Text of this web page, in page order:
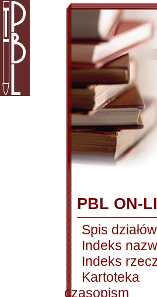
PBL ON-
Spis działów
Indeks
Indeks
Kartoteka
czasopism